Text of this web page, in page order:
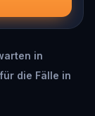
in
die Fälle in